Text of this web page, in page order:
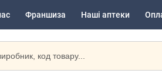
Франшиза Наші аптеки